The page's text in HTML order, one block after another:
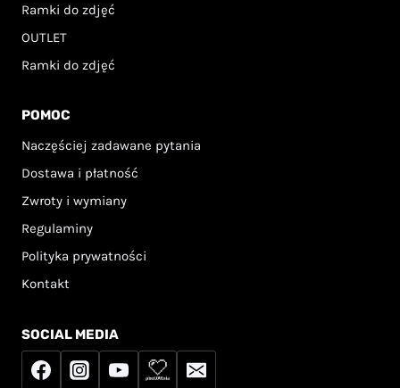
Ramki do zdjęć
OUTLET
Ramki do zdjęć
POMOC
Naczęściej zadawane pytania
Dostawa i płatność
Zwroty i wymiany
Regulaminy
Polityka prywatności
Kontakt
SOCIAL MEDIA